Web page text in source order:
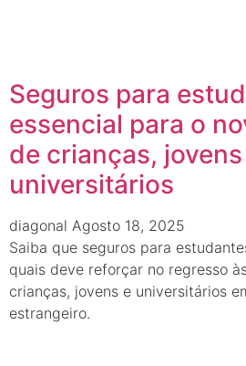
Seguros para
essencial para o
de crianças,
universitários
diagonal Agosto 18, 2025
Saiba que seguros para
quais deve reforçar no regresso
crianças, jovens e universitários
estrangeiro.